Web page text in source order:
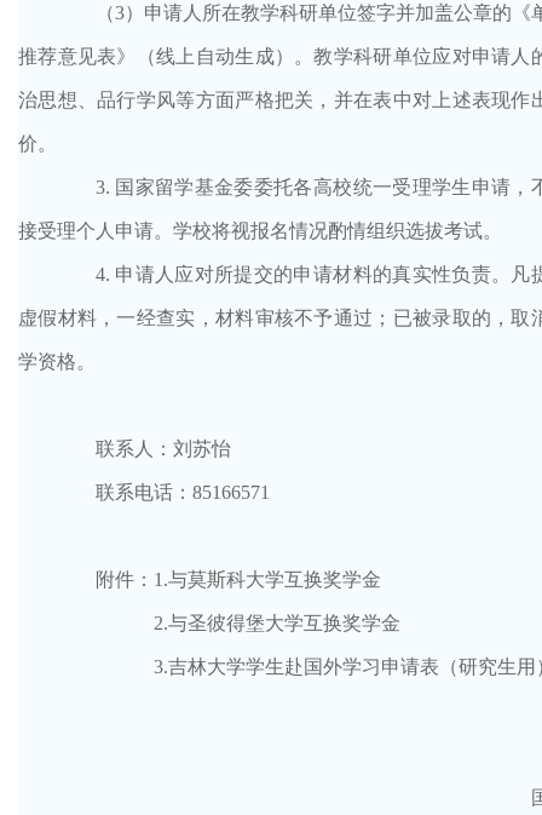
（3）申请人所在教学科研单位签字并加盖公章的《
推荐意见表》（线上自动生成）。教学科研单位应对申请人
治思想、品行学风等方面严格把关，并在表中对上述表现作
价。
3. 国家留学基金委委托各高校统一受理学生申请，
接受理个人申请。学校将视报名情况酌情组织选拔考试。
4. 申请人应对所提交的申请材料的真实性负责。凡
虚假材料，一经查实，材料审核不予通过；已被录取的，取
学资格。
联系人：刘苏怡
联系电话： 85166571
附件： 1.与莫斯科大学互换奖学金
2.与圣彼得堡大学互换奖学金
3.吉林大学学生赴国外学习申请表（研究生用
国